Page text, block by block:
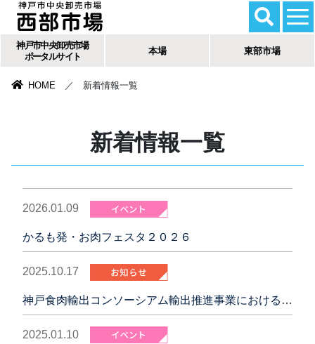
神戸市中央卸売市場
ポータルサイト
本場 東部市場
HOME ／ 新着情報一覧
新着情報一覧
2026.01.09
かるも発・お肉フェスタ２０２６
2025.10.17
神戸食肉輸出コンソーシアム輸出推進事業における台湾顧客招聘に係る委託事業者募集について
2025.01.10